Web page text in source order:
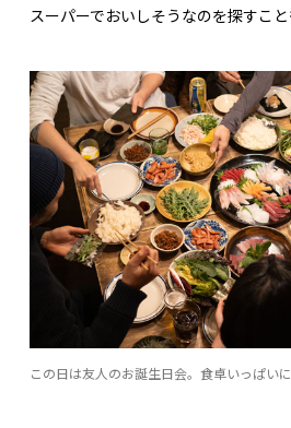
スーパーでおいしそうなのを探すこと
この日は友人のお誕生日会。食卓いっぱい